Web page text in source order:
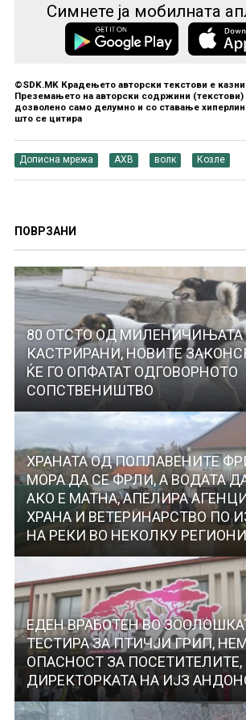
Симнете ја мобилната
©SDK.MK Крадењето авторски текстови е
Преземањето на авторски содржини (текстови)
дозволено само делумно и со ставање
што се цитира
Дописна мрежа АХВ волк Козле
ПОВРЗАНИ
80 ОТСТО ОД МИЛЕНИЧИЊАТА
КАСТРИРАНИ, НОВИТЕ
ЌЕ ГО ОПФАТАТ ОДГОВОРНОТО
СОПСТВЕНИШТВО
ХРАНАТА ОД ПОПЛАВЕНИТЕ
МОРА ДА СЕ ФРЛИ, А ВОДАТА
АКО Е МАТНА, АПЕЛИРА
ХРАНА И ВЕТЕРИНАРСТВО ПО
НА РЕКИ ВО НЕКОЛКУ РЕГИОНИ
ЕДЕН ВРАБОТЕН ВО
ТЕСТИРА ЗА ПТИЧЈИ ГРИП,
ОПАСНОСТ ЗА ПОСЕТИТЕЛИТЕ,
ДИРЕКТОРКАТА НА ИЈЗ